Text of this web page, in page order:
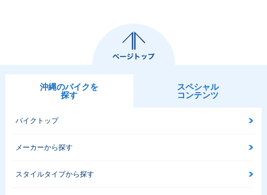
沖縄のバイクを
探す
スペシャル
コンテンツ
バイクトップ
メーカーから探す
スタイルタイプから探す